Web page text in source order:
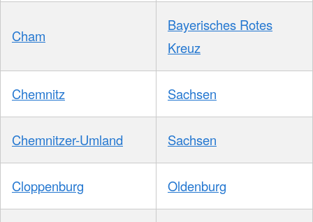
Cham
Bayerisches Rotes
Kreuz
Chemnitz Sachsen
Chemnitzer-Umland Sachsen
Cloppenburg Oldenburg